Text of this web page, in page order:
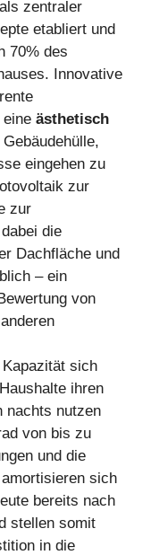
zentraler
etabliert und
70% des
Innovative
ästhetisch
eingehen zu
zur
zur
die
Dachfläche und
– ein
von
sich
ihren
nachts nutzen
von bis zu
und die
sich
bereits nach
stellen somit
in die